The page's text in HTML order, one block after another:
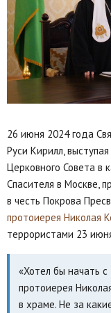
26 июня 2024 года
Руси Кирилл,
Церковного Совета
Спасителя в Москве,
в честь Покрова
протоиерея Николая
террористами 23
«Хотел бы начать
протоиерея
в храме. Не за